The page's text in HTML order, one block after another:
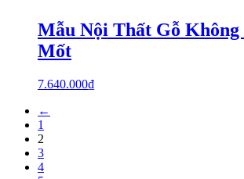
Mẫu Nội Thất Gỗ
Mốt
7.640.000₫
←
1
2
3
4